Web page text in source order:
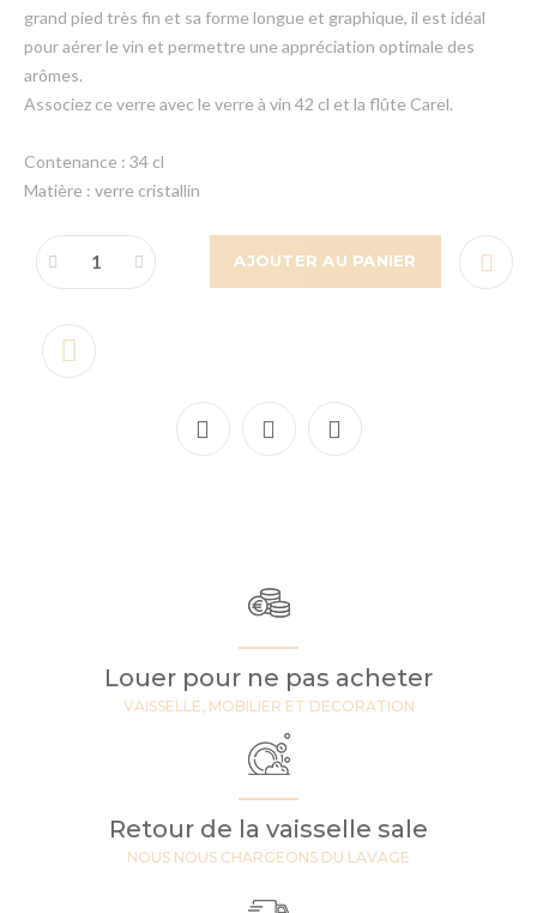
grand pied très fin et sa forme longue et graphique, il est idéal
pour aérer le vin et permettre une appréciation optimale des
arômes.
Associez ce verre avec le verre à vin 42 cl et la flûte Carel.
Contenance : 34 cl
Matière : verre cristallin
AJOUTER AU PANIER
Louer pour ne pas acheter
VAISSELLE, MOBILIER ET DECORATION
Retour de la vaisselle sale
NOUS NOUS CHARGEONS DU LAVAGE